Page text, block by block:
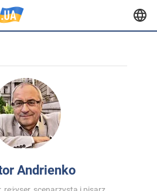
Andrienko